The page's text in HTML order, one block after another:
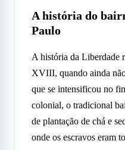
A história do
Paulo
A história da Liberdade
XVIII, quando ainda
que se intensificou no
colonial, o tradicional
de plantação de chá e
onde os escravos eram